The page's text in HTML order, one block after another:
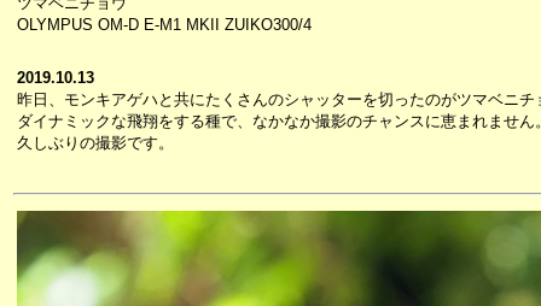
OLYMPUS OM-D E-M1 MKII ZUIKO300/4
2019.10.13
昨日、モンキアゲハと共にたくさんのシャッターを切ったのがツマベニチ
ダイナミックな飛翔をする種で、なかなか撮影のチャンスに恵まれません
久しぶりの撮影です。